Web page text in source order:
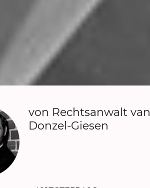
von Rechtsanwalt van
Donzel-Giesen